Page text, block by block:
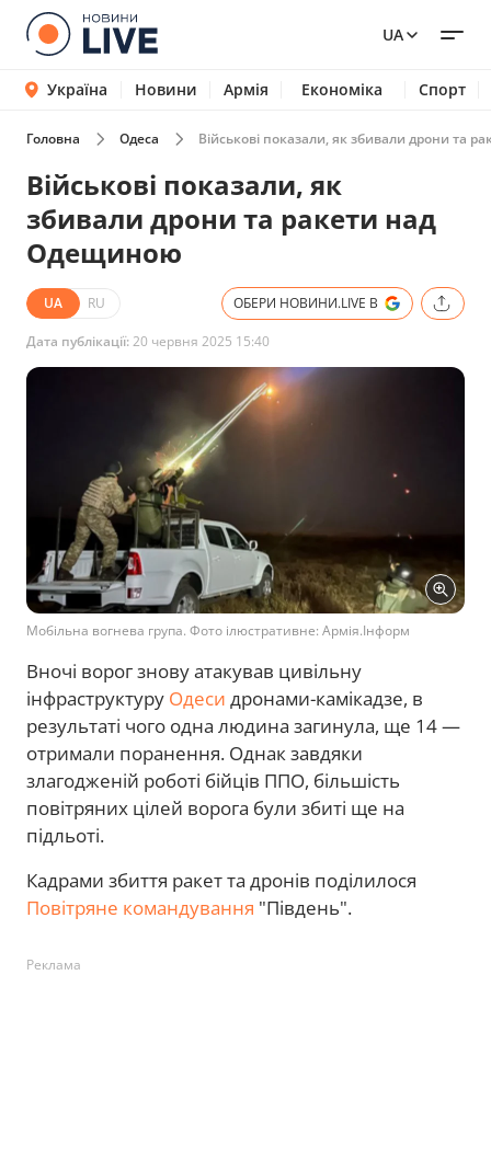
UA
Україна Новини Армія Економіка Спорт
Головна Одеса Військові показали, як збивали дрони та
Військові показали, як
збивали дрони та ракети над
Одещиною
UA RU ОБЕРИ НОВИНИ.LIVE В
Дата публікації:20 червня 2025 15:40
Мобільна вогнева група. Фото ілюстративне: Армія.Інформ
Вночі ворог знову атакував цивільну
інфраструктуру Одеси дронами-камікадзе, в
результаті чого одна людина загинула, ще 14 —
отримали поранення. Однак завдяки
злагодженій роботі бійців ППО, більшість
повітряних цілей ворога були збиті ще на
підльоті.
Кадрами збиття ракет та дронів поділилося
Повітряне командування "Південь".
Реклама